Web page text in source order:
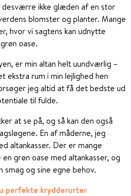
desværre ikke glæden af en stor
blomster og planter. Mange
hvor vi sagtens kan udnytte
oase.
er min altan helt uundværlig –
ekstra rum i min lejlighed hen
jeg altid at få det bedste ud
til fulde.
at se på, og så kan den også
En af måderne, jeg
altankasser. Der er mange
grøn oase med altankasser, og
smag og sine egne behov.
perfekte krydderurter